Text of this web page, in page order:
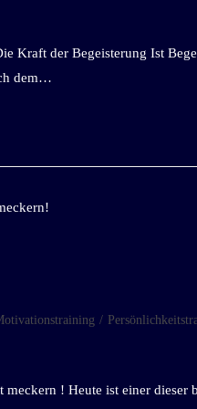
Kraft der Begeisterung Ist
dem…
/
! Heute ist einer